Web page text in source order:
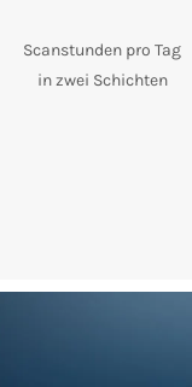
Scanstunden pro Tag
in zwei Schichten